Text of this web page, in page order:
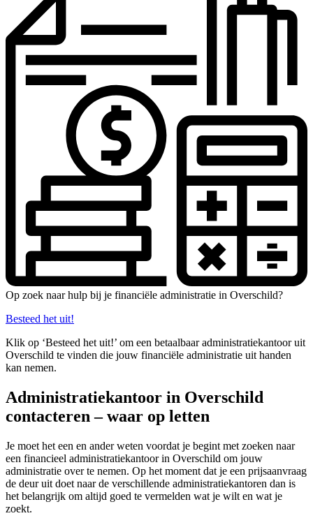
Op zoek naar hulp bij je financiële administratie in Overschild?
Besteed het uit!
Klik op ‘Besteed het uit!’ om een betaalbaar administratiekantoor uit
Overschild te vinden die jouw financiële administratie uit handen
kan nemen.
Administratiekantoor in Overschild
contacteren – waar op letten
Je moet het een en ander weten voordat je begint met zoeken naar
een financieel administratiekantoor in Overschild om jouw
administratie over te nemen. Op het moment dat je een prijsaanvraag
de deur uit doet naar de verschillende administratiekantoren dan is
het belangrijk om altijd goed te vermelden wat je wilt en wat je
zoekt.